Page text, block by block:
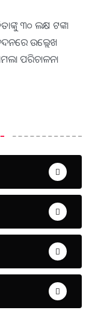
୩୦ ଲକ୍ଷ ଟଙ୍କା
ଉଲ୍ଲେଖ
ପରିଚାଳନା